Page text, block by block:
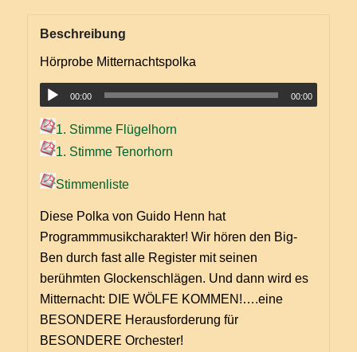
Beschreibung
Hörprobe Mitternachtspolka
00:00 00:00
1. Stimme Flügelhorn
1. Stimme Tenorhorn
Stimmenliste
Diese Polka von Guido Henn hat
Programmmusikcharakter! Wir hören den Big-
Ben durch fast alle Register mit seinen
berühmten Glockenschlägen. Und dann wird es
Mitternacht: DIE WÖLFE KOMMEN!….eine
BESONDERE Herausforderung für
BESONDERE Orchester!